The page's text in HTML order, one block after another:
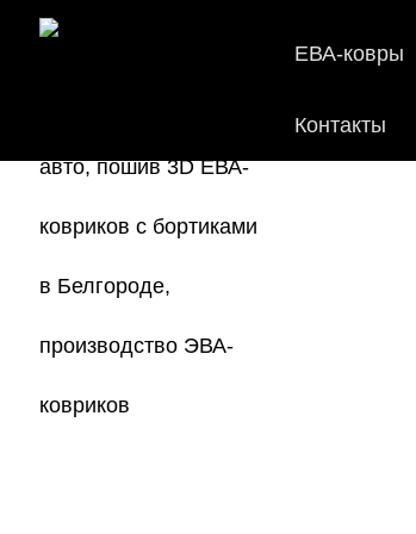
ЕВА-ковры
Контакты